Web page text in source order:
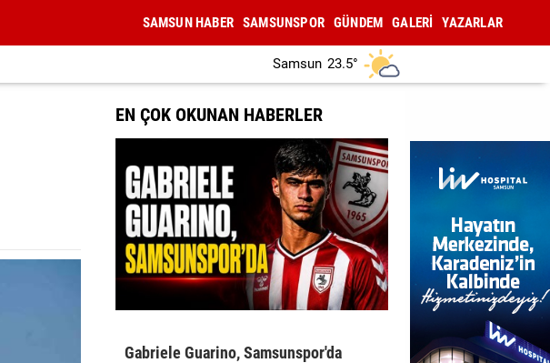
SAMSUN HABER SAMSUNSPOR GÜNDEM GALERİ YAZARLAR
Samsun 23.5°
EN ÇOK OKUNAN HABERLER
Gabriele Guarino, Samsunspor'da